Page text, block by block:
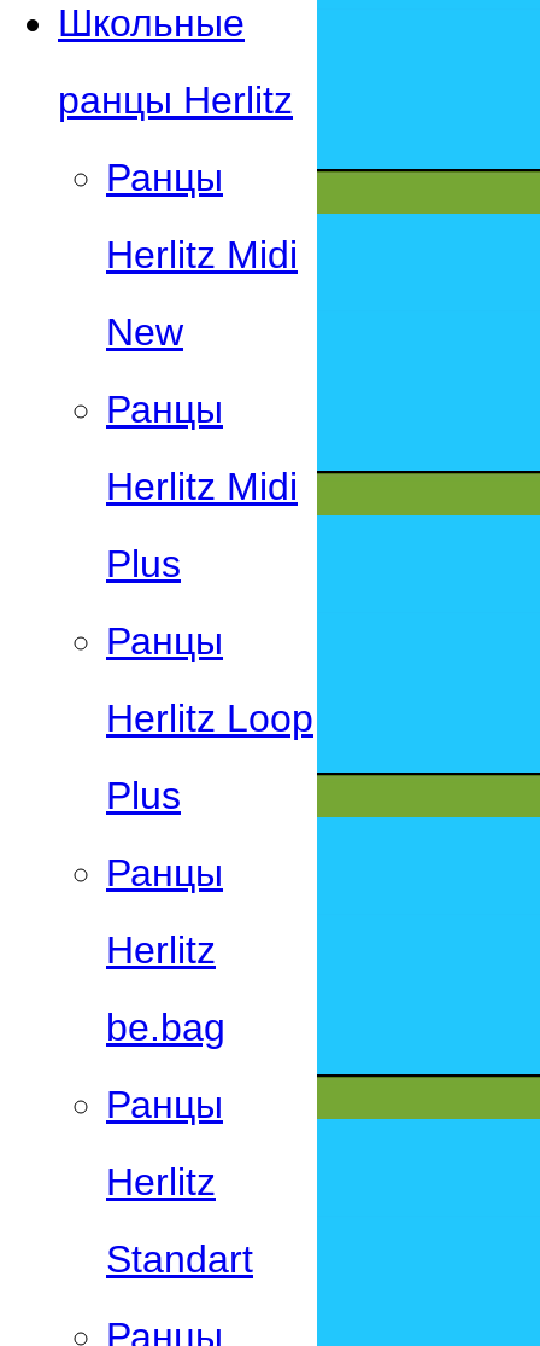
Школьные
ранцы Herlitz
Ранцы
Herlitz Midi
New
Ранцы
Herlitz Midi
Plus
Ранцы
Herlitz Loop
Plus
Ранцы
Herlitz
be.bag
Ранцы
Herlitz
Standart
Ранцы